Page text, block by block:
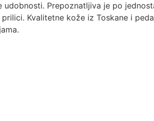
udobnosti. Prepoznatljiva je po
Kvalitetne kože iz Toskane i